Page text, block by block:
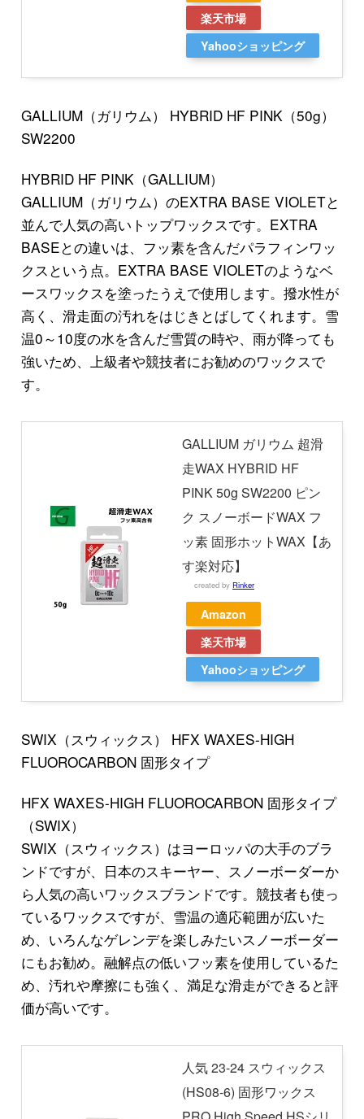
楽天市場
Yahooショッピング
GALLIUM（ガリウム） HYBRID HF PINK（50g）
SW2200
HYBRID HF PINK（GALLIUM）
GALLIUM（ガリウム）のEXTRA BASE VIOLETと
並んで人気の高いトップワックスです。EXTRA
BASEとの違いは、フッ素を含んだパラフィンワッ
クスという点。EXTRA BASE VIOLETのようなベ
ースワックスを塗ったうえで使用します。撥水性が
高く、滑走面の汚れをはじきとばしてくれます。雪
温0～10度の水を含んだ雪質の時や、雨が降っても
強いため、上級者や競技者にお勧めのワックスで
す。
GALLIUM ガリウム 超滑
走WAX HYBRID HF
PINK 50g SW2200 ピン
ク スノーボードWAX フ
ッ素 固形ホットWAX【あ
す楽対応】
created by Rinker
Amazon
楽天市場
Yahooショッピング
SWIX（スウィックス） HFX WAXES-HIGH
FLUOROCARBON 固形タイプ
HFX WAXES-HIGH FLUOROCARBON 固形タイプ
（SWIX）
SWIX（スウィックス）はヨーロッパの大手のブラ
ンドですが、日本のスキーヤー、スノーボーダーか
ら人気の高いワックスブランドです。競技者も使っ
ているワックスですが、雪温の適応範囲が広いた
め、いろんなゲレンデを楽しみたいスノーボーダー
にもお勧め。融解点の低いフッ素を使用しているた
め、汚れや摩擦にも強く、満足な滑走ができると評
価が高いです。
人気 23-24 スウィックス
(HS08-6) 固形ワックス